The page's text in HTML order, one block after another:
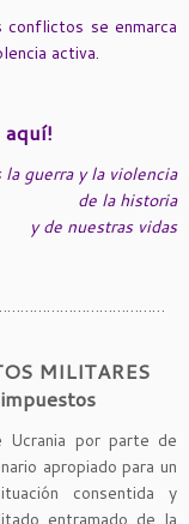
se enmarca
activa.
aquí!
la guerra y la violencia
de la historia
y de nuestras vidas
MILITARES
Ucrania por parte de
apropiado para un
consentida y
entramado de la